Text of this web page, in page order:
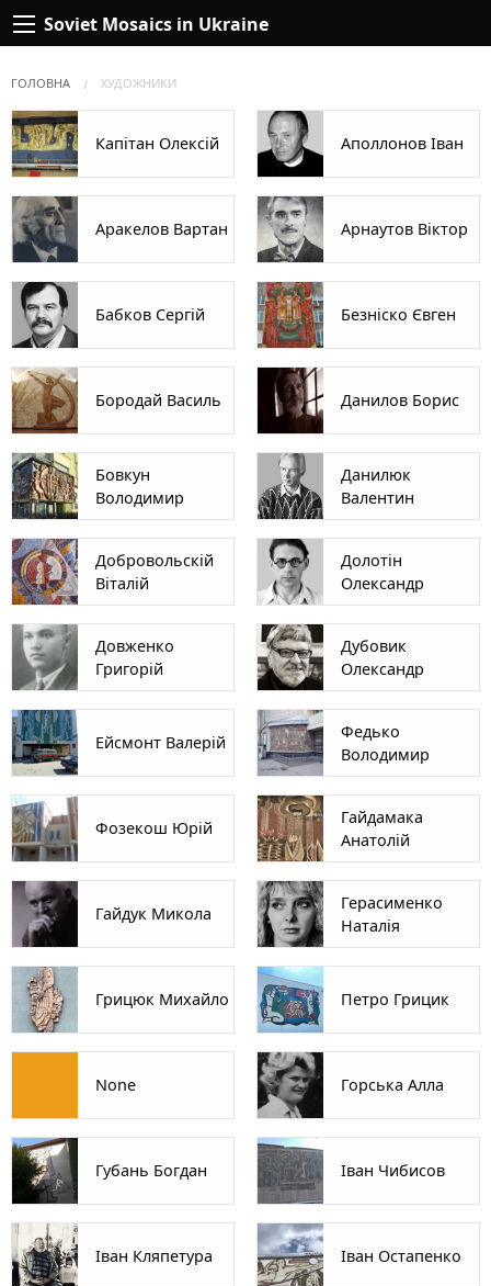
Soviet Mosaics in Ukraine
ГОЛОВНА ХУДОЖНИКИ
Капітан Олексій Аполлонов Іван
Аракелов Вартан Арнаутов Віктор
Бабков Сергій Безніско Євген
Бородай Василь Данилов Борис
Бовкун
Володимир
Данилюк
Валентин
Добровольскій
Віталій
Долотін
Олександр
Довженко
Григорій
Дубовик
Олександр
Ейсмонт Валерій
Федько
Володимир
Фозекош Юрій
Гайдамака
Анатолій
Гайдук Микола
Герасименко
Наталія
Грицюк Михайло Петро Грицик
None Горська Алла
Губань Богдан Іван Чибисов
Іван Кляпетура Іван Остапенко